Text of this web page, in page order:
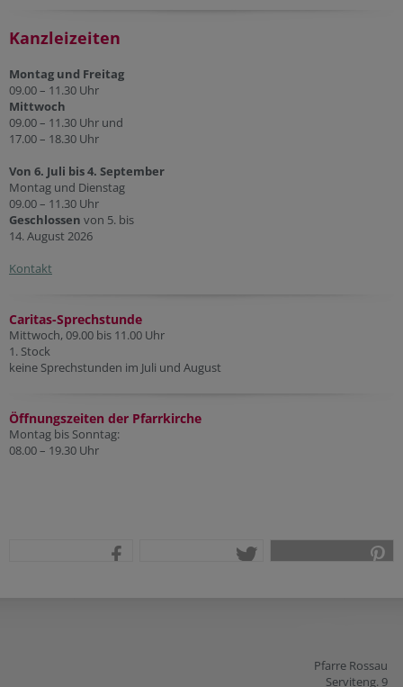
Kanzleizeiten
Montag und Freitag
09.00 – 11.30 Uhr
Mittwoch
09.00 – 11.30 Uhr und
17.00 – 18.30 Uhr
Von 6. Juli bis 4. September
Montag und Dienstag
09.00 – 11.30 Uhr
Geschlossen von 5. bis
14. August 2026
Kontakt
Caritas-Sprechstunde
Mittwoch, 09.00 bis 11.00 Uhr
1. Stock
keine Sprechstunden im Juli und August
Öffnungszeiten der Pfarrkirche
Montag bis Sonntag:
08.00 – 19.30 Uhr
Pfarre Rossau
Serviteng. 9